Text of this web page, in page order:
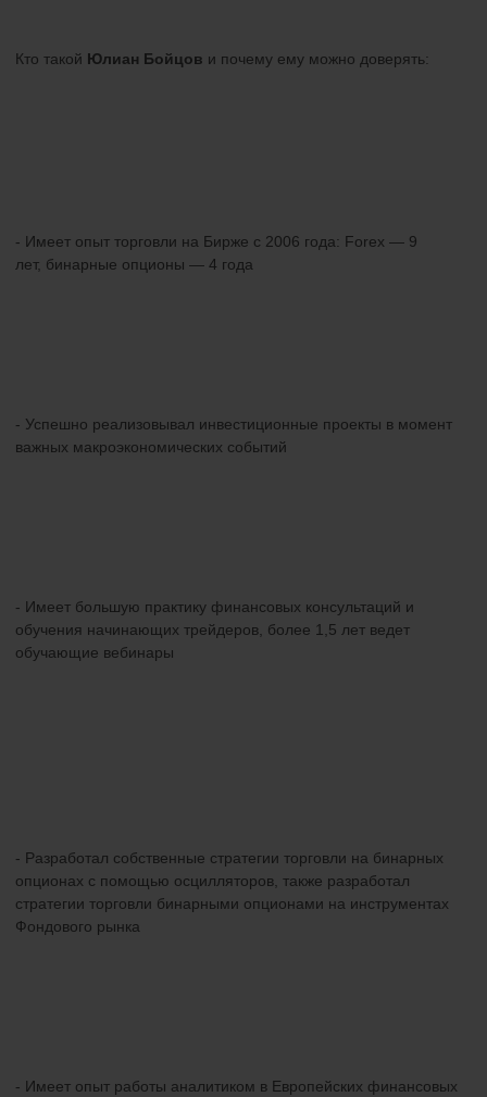
Кто такой Юлиан Бойцов и почему ему можно доверять:
- Имеет опыт торговли на Бирже с 2006 года: Forex — 9
лет, бинарные опционы — 4 года
- Успешно реализовывал инвестиционные проекты в момент
важных макроэкономических событий
- Имеет большую практику финансовых консультаций и
обучения начинающих трейдеров, более 1,5 лет ведет
обучающие вебинары
- Разработал собственные стратегии торговли на бинарных
опционах с помощью осцилляторов, также разработал
стратегии торговли бинарными опционами на инструментах
Фондового рынка
- Имеет опыт работы аналитиком в Европейских финансовых